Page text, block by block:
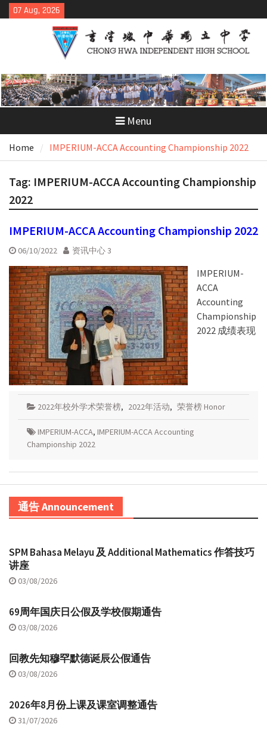
Skip
to
07 Aug, 2026
Menu
Home IMPERIUM-ACCA Accounting Championship 2022
Tag: IMPERIUM-ACCA Accounting Championship
2022
IMPERIUM-ACCA Accounting Championship 2022
06/10/2022 资讯中心 3
IMPERIUM-
ACCA
Accounting
Championship
2022 成绩表现
2022年校外学术荣誉榜, 2022年活动, 荣誉榜 Honor
IMPERIUM-ACCA, IMPERIUM-ACCA Accounting
Championship 2022
通告 Announcement
SPM Bahasa Melayu 及 Additional Mathematics 作答技巧
讲座
03/08/2026
69周年国庆日公假及学校假期通告
03/08/2026
回教先知穆罕默德诞辰公假通告
03/08/2026
2026年8月份上课及课室调整通告
31/07/2026